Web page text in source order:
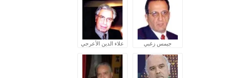
جيمس زغبي علاء الدين الأعرجي